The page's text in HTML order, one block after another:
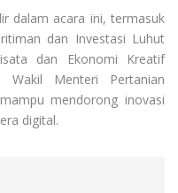
dalam acara ini, termasuk
dan Investasi Luhut
dan Ekonomi Kreatif
Wakil Menteri Pertanian
mendorong inovasi
digital.